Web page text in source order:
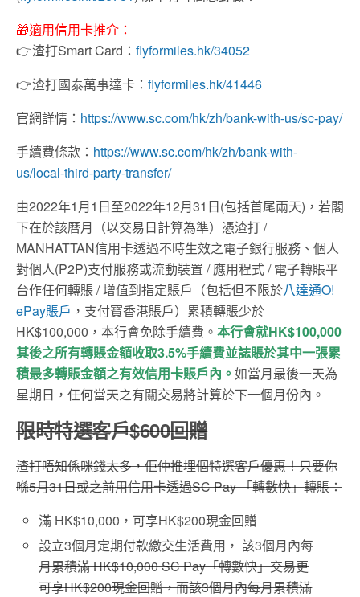
🎁適用信用卡推介：
👉渣打Smart Card： flyformiles.hk/34052
👉渣打國泰萬事達卡： flyformiles.hk/41446
官網詳情： https://www.sc.com/hk/zh/bank-with-us/sc-pay/
手續費條款： https://www.sc.com/hk/zh/bank-with-
us/local-third-party-transfer/
由2022年1月1日至2022年12月31日(包括首尾兩天)，若閣
下在於該曆月（以交易日計算為準）憑渣打 /
MANHATTAN信用卡透過不時生效之電子銀行服務、個人
對個人(P2P)支付服務或流動裝置 / 應用程式 / 電子轉賬平
台作任何轉賬 / 增值到指定賬戶（包括但不限於八達通O!
ePay賬戶 ，支付寶香港賬戶）累積轉賬少於
HK$100,000，本行會免除手續費。 本行會就HK$100,000
其後之所有轉賬金額收取3.5%手續費並誌賬於其中一張累
積最多轉賬金額之有效信用卡賬戶內。 如當月最後一天為
星期日，任何當天之有關交易將計算於下一個月份內。
限時特選客戶$600回贈
渣打唔知係咪錢太多，佢仲推埋個特選客戶優惠！只要你
喺5月31日或之前用信用卡透過SC Pay 「轉數快」轉賬：
滿 HK$10,000，可享HK$200現金回贈
設立3個月定期付款繳交生活費用， 該3個月內每
月累積滿 HK$10,000 SC Pay「轉數快」交易更
可享HK$200現金回贈，而該3個月內每月累積滿